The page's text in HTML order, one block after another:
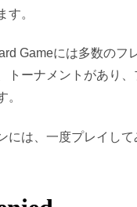
す。
Gameには多数のフ
トーナメントがあり
。
には、一度プレイし